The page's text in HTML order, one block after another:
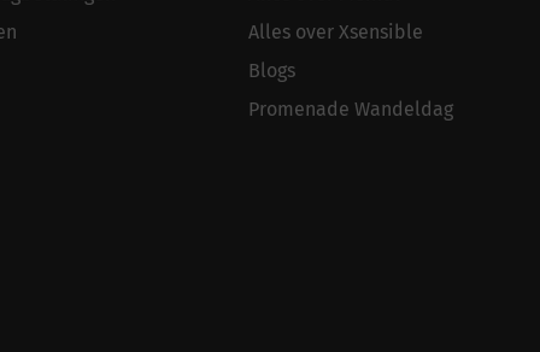
Alles over Xsensible
Blogs
Promenade Wandeldag